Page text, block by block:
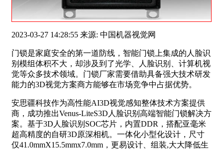
2023-03-27 14:28:55 来源: 中国机器视觉网
门锁是家庭安全的第一道防线，智能门锁上集成的人脸识
别模组体积不大，却涉及到了光学、人脸识别、计算机视
觉等众多技术领域。门锁厂家需要借助具备强大技术研发
能力的3D视觉方案商方能够在市场竞争中占据优势。
安思疆科技作为高性能AI3D视觉感知整体技术方案提供
商，成功推出Venus-LiteS3D人脸识别高端智能门锁解决方
案。基于3D人脸识别SOC芯片，内置DDR，搭配亚毫米
超高精度的自研3D原深相机。一体化小型化设计，尺寸
仅41.0mmX15.5mmx7.0mm，更易设计、组装,大大降低生